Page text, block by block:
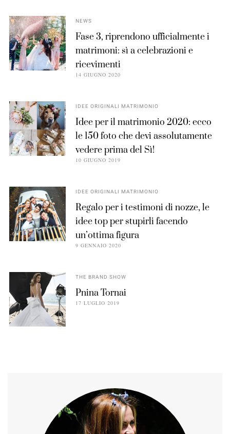
NEWS
Fase 3, riprendono ufficialmente i
matrimoni: sì a celebrazioni e
ricevimenti
14 GIUGNO 2020
IDEE ORIGINALI MATRIMONIO
Idee per il matrimonio 2020: ecco
le 150 foto che devi assolutamente
vedere prima del Sì!
10 GIUGNO 2019
IDEE ORIGINALI MATRIMONIO
Regalo per i testimoni di nozze, le
idee top per stupirli facendo
un’ottima figura
9 GENNAIO 2020
THE BRAND SHOW
Pnina Tornai
17 LUGLIO 2019